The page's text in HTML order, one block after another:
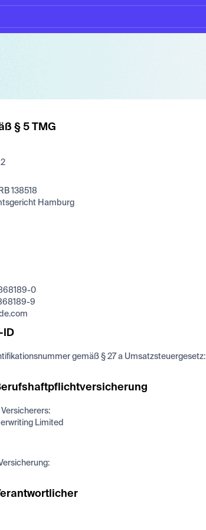
§ 5 TMG
138518
Hamburg
0
9
ID
gemäß § 27 a Umsatzsteuergesetz:
Limited